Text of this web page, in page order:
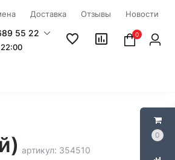
0
Доставка Отзывы Новости
55 22 0
артикул: 354510